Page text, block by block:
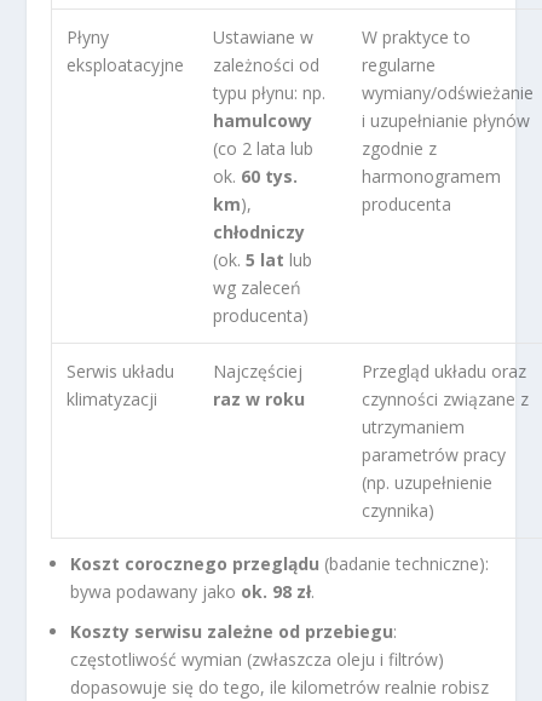
Płyny
eksploatacyjne
Ustawiane w
zależności od
typu płynu: np.
hamulcowy
(co 2 lata lub
ok. 60 tys.
km),
chłodniczy
(ok.5 lat lub
wg zaleceń
producenta)
W praktyce to
regularne
wymiany/odświeżanie
i uzupełnianie płynów
zgodnie z
harmonogramem
producenta
Serwis układu
klimatyzacji
Najczęściej
raz w roku
Przegląd układu oraz
czynności związane z
utrzymaniem
parametrów pracy
(np. uzupełnienie
czynnika)
Koszt corocznego przeglądu (badanie techniczne):
bywa podawany jako ok. 98 zł.
Koszty serwisu zależne od przebiegu:
częstotliwość wymian (zwłaszcza oleju i filtrów)
dopasowuje się do tego, ile kilometrów realnie robisz